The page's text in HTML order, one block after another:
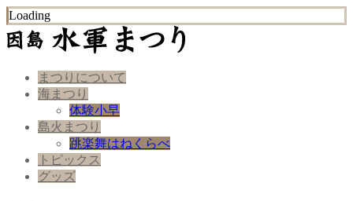
Loading
まつりについて
海まつり
体験小早
島火まつり
跳楽舞はねくらべ
トピックス
グッズ